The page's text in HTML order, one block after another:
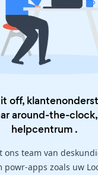
off,
around-the-
helpcentrum .
ons team van
apps zoals uw